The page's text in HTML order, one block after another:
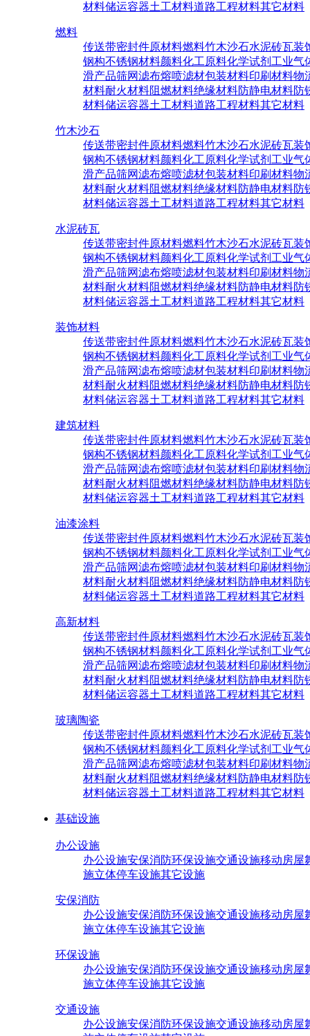
材料储运容器土工材料道路工程材料其它材料
燃料
传送带密封件原材料燃料竹木沙石水泥砖瓦装
钢构不锈钢材料颜料化工原料化学试剂 工业气
滑产品筛网滤布熔喷滤材包装材料印刷材料物
材料耐火材料阻燃材料绝缘材料防静电材料防
材料储运容器土工材料道路工程材料其它材料
竹木沙石
传送带密封件原材料燃料竹木沙石水泥砖瓦装
钢构不锈钢材料颜料化工原料化学试剂 工业气
滑产品筛网滤布熔喷滤材包装材料印刷材料物
材料耐火材料阻燃材料绝缘材料防静电材料防
材料储运容器土工材料道路工程材料其它材料
水泥砖瓦
传送带密封件原材料燃料竹木沙石水泥砖瓦装
钢构不锈钢材料颜料化工原料化学试剂 工业气
滑产品筛网滤布熔喷滤材包装材料印刷材料物
材料耐火材料阻燃材料绝缘材料防静电材料防
材料储运容器土工材料道路工程材料其它材料
装饰材料
传送带密封件原材料燃料竹木沙石水泥砖瓦装
钢构不锈钢材料颜料化工原料化学试剂 工业气
滑产品筛网滤布熔喷滤材包装材料印刷材料物
材料耐火材料阻燃材料绝缘材料防静电材料防
材料储运容器土工材料道路工程材料其它材料
建筑材料
传送带密封件原材料燃料竹木沙石水泥砖瓦装
钢构不锈钢材料颜料化工原料化学试剂 工业气
滑产品筛网滤布熔喷滤材包装材料印刷材料物
材料耐火材料阻燃材料绝缘材料防静电材料防
材料储运容器土工材料道路工程材料其它材料
油漆涂料
传送带密封件原材料燃料竹木沙石水泥砖瓦装
钢构不锈钢材料颜料化工原料化学试剂 工业气
滑产品筛网滤布熔喷滤材包装材料印刷材料物
材料耐火材料阻燃材料绝缘材料防静电材料防
材料储运容器土工材料道路工程材料其它材料
高新材料
传送带密封件原材料燃料竹木沙石水泥砖瓦装
钢构不锈钢材料颜料化工原料化学试剂 工业气
滑产品筛网滤布熔喷滤材包装材料印刷材料物
材料耐火材料阻燃材料绝缘材料防静电材料防
材料储运容器土工材料道路工程材料其它材料
玻璃陶瓷
传送带密封件原材料燃料竹木沙石水泥砖瓦装
钢构不锈钢材料颜料化工原料化学试剂 工业气
滑产品筛网滤布熔喷滤材包装材料印刷材料物
材料耐火材料阻燃材料绝缘材料防静电材料防
材料储运容器土工材料道路工程材料其它材料
基础设施
办公设施
办公设施安保消防环保设施交通设施移动房屋
施立体停车设施其它设施
安保消防
办公设施安保消防环保设施交通设施移动房屋
施立体停车设施其它设施
环保设施
办公设施安保消防环保设施交通设施移动房屋
施立体停车设施其它设施
交通设施
办公设施安保消防环保设施交通设施移动房屋